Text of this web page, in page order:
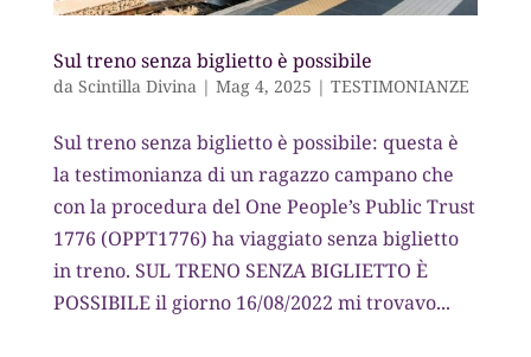
Sul treno senza biglietto è possibile
da Scintilla Divina| Mag 4, 2025 | TESTIMONIANZE
Sul treno senza biglietto è possibile: questa è
la testimonianza di un ragazzo campano che
con la procedura del One People’s Public Trust
1776 (OPPT1776) ha viaggiato senza biglietto
in treno. SUL TRENO SENZA BIGLIETTO È
POSSIBILE il giorno 16/08/2022 mi trovavo...